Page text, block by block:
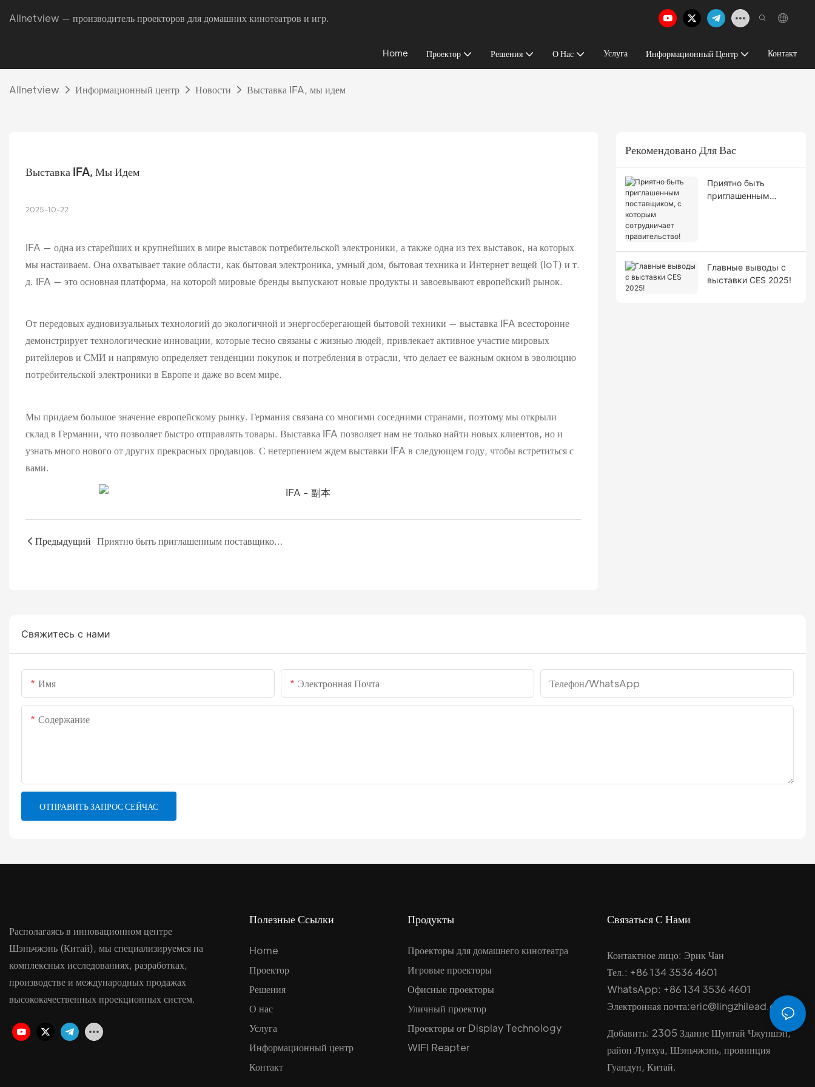
Allnetview — производитель проекторов для домашних кинотеатров и игр.
Home Проектор Решения О Нас Услуга Информационный Центр Контакт
Allnetview Информационный центр Новости Выставка IFA, мы идем
Выставка IFA, Мы Идем
2025-10-22
IFA — одна из старейших и крупнейших в мире выставок потребительской электроники, а также одна из тех выставок, на которых
мы настаиваем. Она охватывает такие области, как бытовая электроника, умный дом, бытовая техника и Интернет вещей (IoT) и т.
д. IFA — это основная платформа, на которой мировые бренды выпускают новые продукты и завоевывают европейский рынок.
От передовых аудиовизуальных технологий до экологичной и энергосберегающей бытовой техники — выставка IFA всесторонне
демонстрирует технологические инновации, которые тесно связаны с жизнью людей, привлекает активное участие мировых
ритейлеров и СМИ и напрямую определяет тенденции покупок и потребления в отрасли, что делает ее важным окном в эволюцию
потребительской электроники в Европе и даже во всем мире.
Мы придаем большое значение европейскому рынку. Германия связана со многими соседними странами, поэтому мы открыли
склад в Германии, что позволяет быстро отправлять товары. Выставка IFA позволяет нам не только найти новых клиентов, но и
узнать много нового от других прекрасных продавцов. С нетерпением ждем выставки IFA в следующем году, чтобы встретиться с
вами.
Предыдущий Приятно быть приглашенным поставщиком, с которым сотрудничает правительство!
Рекомендовано Для Вас
Приятно быть
приглашенным
Главные выводы с
выставки CES 2025!
Свяжитесь с нами
Имя Электронная Почта Телефон/WhatsApp
Содержание
ОТПРАВИТЬ ЗАПРОС СЕЙЧАС
Располагаясь в инновационном центре
Шэньчжэнь (Китай), мы специализируемся на
комплексных исследованиях, разработках,
производстве и международных продажах
высококачественных проекционных систем.
Полезные Ссылки
Home
Проектор
Решения
О нас
Услуга
Информационный центр
Контакт
Продукты
Проекторы для домашнего кинотеатра
Игровые проекторы
Офисные проекторы
Уличный проектор
Проекторы от Display Technology
WIFI Reapter
Связаться С Нами
Контактное лицо: Эрик Чан
Тел.: +86 134 3536 4601
WhatsApp: +86 134 3536 4601
Электронная почта:eric@lingzhilead.com
Добавить: 2305 Здание Шунтай Чжуншэн,
район Лунхуа, Шэньчжэнь, провинция
Гуандун, Китай.